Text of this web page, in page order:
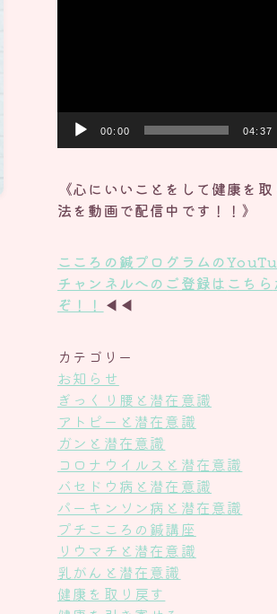
00:00 04:37
《心にいいことをして健康を
法を動画で配信中です！！》
こころの鍼プログラムの
チャンネルへのご登録は こちら
ぞ！！ ◀◀
カテゴリー
お知らせ
ぎっくり腰と潜在意識
アトピーと潜在意識
ガンと潜在意識
コロナウイルスと潜在意識
バセドウ病と潜在意識
パーキンソン病と潜在意識
プチこころの鍼講座
リウマチと潜在意識
乳がんと潜在意識
健康を取り戻す